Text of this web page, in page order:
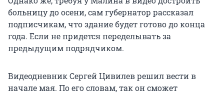
больницу до осени, сам губернатор рассказал
подписчикам, что здание будет готово до конца
года. Если не придется переделывать за
предыдущим подрядчиком.
Видеодневник Сергей Цивилев решил вести в
начале мая. По его словам, так он сможет